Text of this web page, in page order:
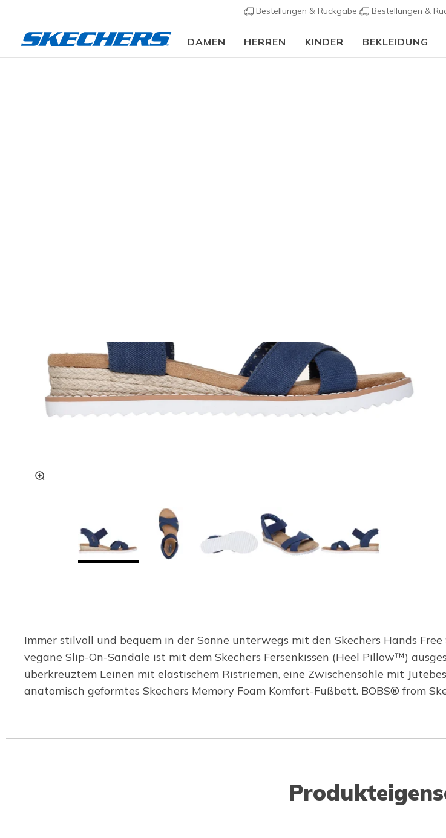
Bestellungen & Rückgabe Bestellungen &
DAMEN HERREN KINDER BEKLEIDUNG
Immer stilvoll und bequem in der Sonne unterwegs mit den Skechers Hands
vegane Slip-On-Sandale ist mit dem Skechers Fersenkissen (Heel Pillow™)
überkreuztem Leinen mit elastischem Ristriemen, eine Zwischensohle mit
anatomisch geformtes Skechers Memory Foam Komfort-Fußbett. BOBS® from